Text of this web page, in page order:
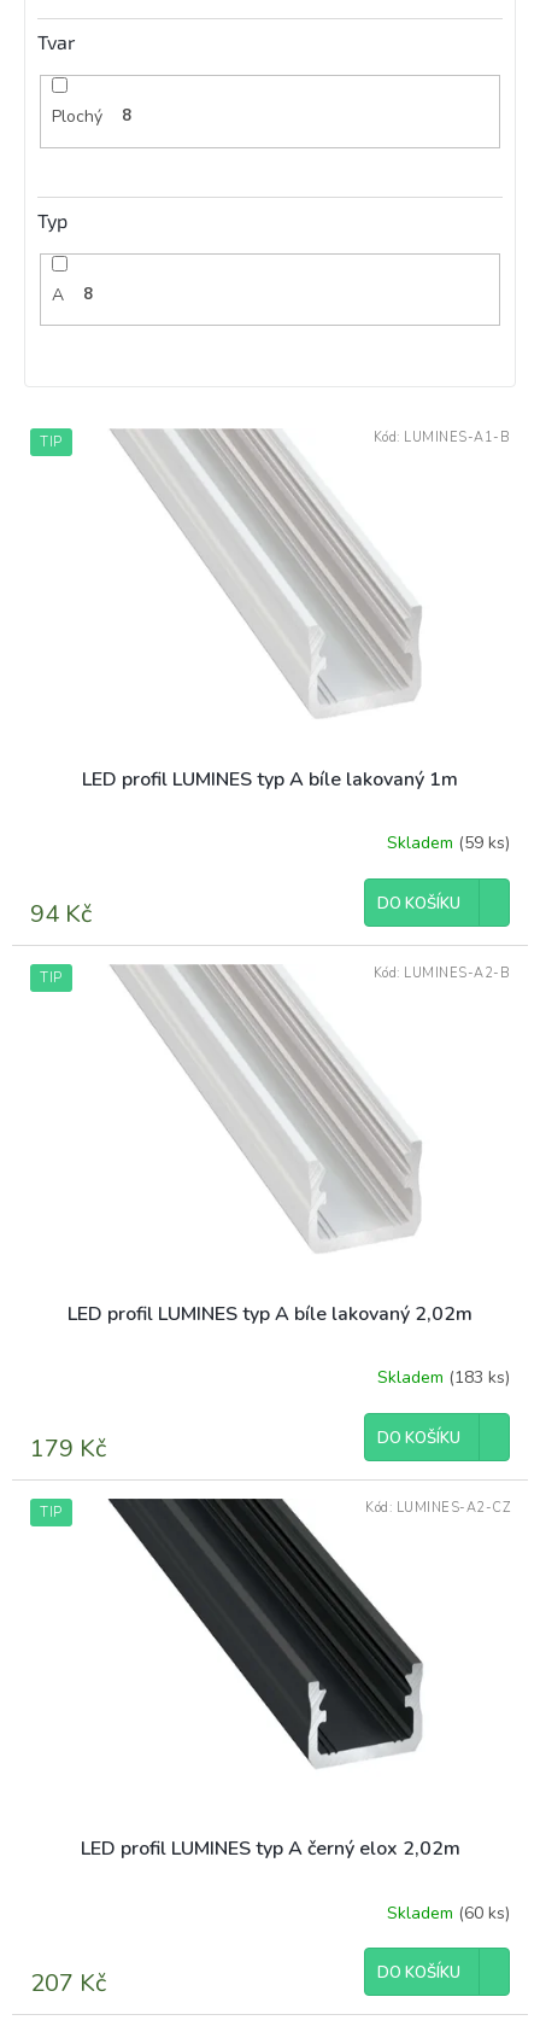
Tvar
Plochý 8
Typ
A 8
V
ý TIP
LED profil LUMINES typ A bíle lakovaný 1m
Skladem (59 ks)
94 Kč DO KOŠÍKU
Kód: LUMINES-A1-B
TIP
LED profil LUMINES typ A bíle lakovaný 2,02m
Skladem (183 ks)
179 Kč DO KOŠÍKU
Kód: LUMINES-A2-B
TIP
LED profil LUMINES typ A černý elox 2,02m
Skladem (60 ks)
207 Kč DO KOŠÍKU
Kód: LUMINES-A2-CZ